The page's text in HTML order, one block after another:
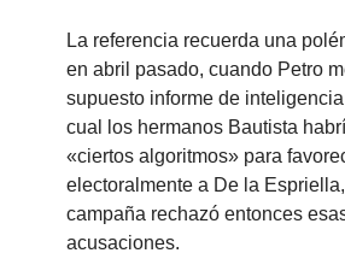
La referencia recuerda una
en abril pasado, cuando Petro
supuesto informe de inteligencia
cual los hermanos Bautista
«ciertos algoritmos» para
electoralmente a De la
campaña rechazó entonces
acusaciones.